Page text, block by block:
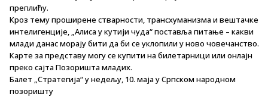
преплићу.
Кроз тему проширене стварности, трансхуманизма и вештачке
интелигенције, „Алиса у кутији чуда“ поставља питање – какви
млади данас морају бити да би се уклопили у ново човечанство.
Карте за представу могу се купити на билетарници или онлајн
преко сајта Позоришта младих.
Балет „Стратегија“ у недељу, 10. маја у Српском народном
позоришту